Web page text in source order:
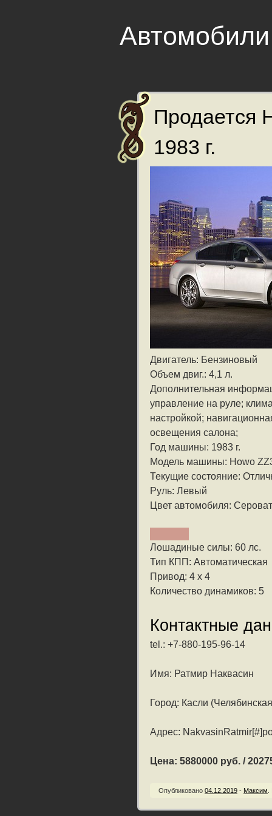
Автомобили
Продается
1983 г.
Двигатель: Бензиновый
Объем двиг.: 4,1 л.
Дополнительная
управление на руле;
настройкой;
освещения салона;
Год машины: 1983 г.
Модель машины: Howo
Текущие состояние:
Руль: Левый
Цвет автомобиля:
Лошадиные силы: 60 лс.
Тип КПП: Автоматическая
Привод: 4 x 4
Количество динамиков: 5
Контактные
tel.: +7-880-195-96-14
Имя: Ратмир Наквасин
Город: Касли
Адрес:
Цена: 5880000 руб. /
Опубликовано 04.12.2019 - Максим